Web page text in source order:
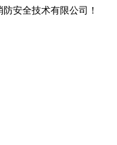
安全技术有限公司！